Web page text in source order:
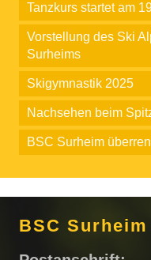
Tanzkurs startet am
Vorstellung des Ski
Surheims
Skigymnastik 2025
Nachsehen beim
BSC Surheim
BSC Surheim